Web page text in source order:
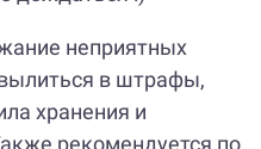
неприятных
в штрафы,
хранения и